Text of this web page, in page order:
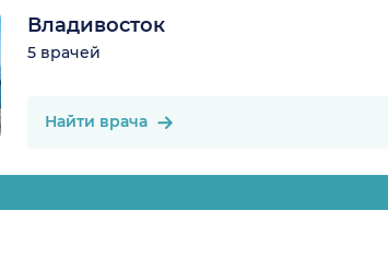
Владивосток
5 врачей
Найти врача